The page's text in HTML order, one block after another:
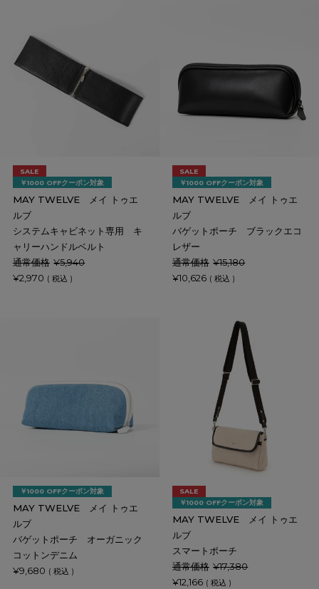
SALE
￥1000 OFFクーポン対象
MAY TWELVE メイ トゥエ
ルブ
システムキャビネット専用 キ
ャリーハンドルベルト
通常価格 ¥5,940
¥2,970 税込
SALE
￥1000 OFFクーポン対象
MAY TWELVE メイ トゥエ
ルブ
バゲットポーチ ブラックエコ
レザー
通常価格 ¥15,180
¥10,626 税込
￥1000 OFFクーポン対象
MAY TWELVE メイ トゥエ
ルブ
バゲットポーチ オーガニック
コットンデニム
¥9,680 税込
SALE
￥1000 OFFクーポン対象
MAY TWELVE メイ トゥエ
ルブ
スマートポーチ
通常価格 ¥17,380
¥12,166 税込